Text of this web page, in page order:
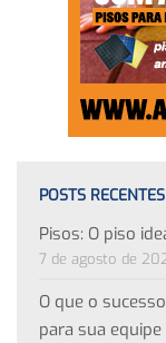
POSTS RECENTES
Pisos: O piso
7 de agosto de
O que o
para sua equipe